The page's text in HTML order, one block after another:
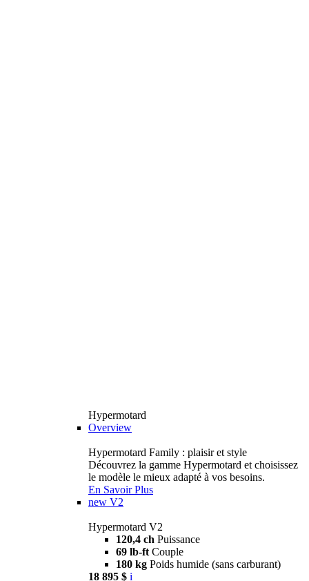
Hypermotard
Overview
Hypermotard Family : plaisir et style
Découvrez la gamme Hypermotard et choisissez
le modèle le mieux adapté à vos besoins.
En Savoir Plus
new V2
Hypermotard V2
120,4 ch Puissance
69 lb-ft Couple
180 kg Poids humide (sans carburant)
18 895 $ i